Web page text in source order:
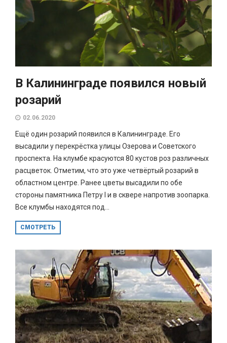
В Калининграде появился новый
розарий
02.06.2020
Ещё один розарий появился в Калининграде. Его
высадили у перекрёстка улицы Озерова и Советского
проспекта. На клумбе красуются 80 кустов роз различных
расцветок. Отметим, что это уже четвёртый розарий в
областном центре. Ранее цветы высадили по обе
стороны памятника Петру I и в сквере напротив зоопарка.
Все клумбы находятся под...
СМОТРЕТЬ